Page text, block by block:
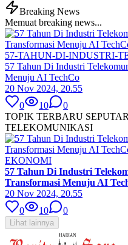
Breaking News
Memuat breaking news...
57-TAHUN-DI-INDUSTRI-
57 Tahun Di Industri
Menuju AI TechCo
20 Nov 2024, 20.55
0
10
0
TOPIK TERBARU
TELEKOMUNIKASI
EKONOMI
57 Tahun Di Industri
Transformasi Menuju AI
20 Nov 2024, 20.55
0
10 0
Lihat lainnya